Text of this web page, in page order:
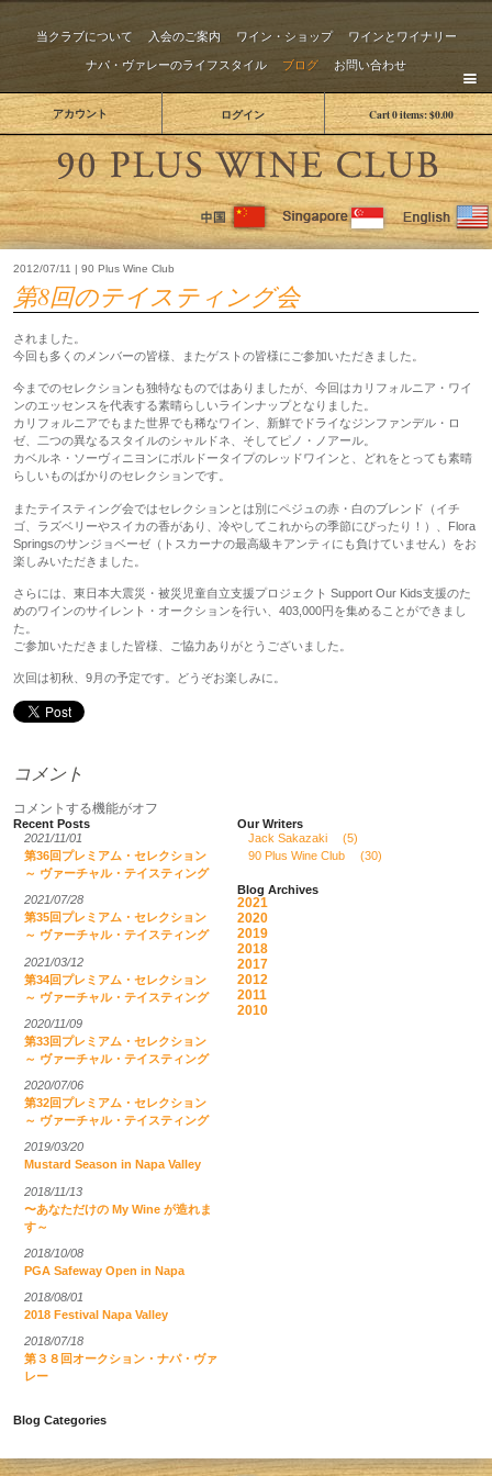
当クラブについて 入会のご案内 ワイン・ショップ
ワインとワイナリー
ナパ・ヴァレーのライフスタイル
ブログ お問い合わせ
Cart0items:$0.00
アカウント ログイン
The
2012/07/11 | 90 Plus Wine Club
第8回のテイスティング会
されました。
今回も多くのメンバーの皆様、またゲストの皆様にご参加いただきました。
今までのセレクションも独特なものではありましたが、今回はカリフォルニア・ワイ
ンのエッセンスを代表する素晴らしいラインナップとなりました。
カリフォルニアでもまた世界でも稀なワイン、新鮮でドライなジンファンデル・ロ
ゼ、二つの異なるスタイルのシャルドネ、そしてピノ・ノアール。
カベルネ・ソーヴィニヨンにボルドータイプのレッドワインと、どれをとっても素晴
らしいものばかりのセレクションです。
またテイスティング会ではセレクションとは別にペジュの赤・白のブレンド（イチ
ゴ、ラズベリーやスイカの香があり、冷やしてこれからの季節にぴったり！）、Flora
Springsのサンジョベーゼ（トスカーナの最高級キアンティにも負けていません）をお
楽しみいただきました。
さらには、東日本大震災・被災児童自立支援プロジェクト Support Our Kids支援のた
めのワインのサイレント・オークションを行い、403,000円を集めることができまし
た。
ご参加いただきました皆様、ご協力ありがとうございました。
次回は初秋、9月の予定です。どうぞお楽しみに。
コメント
コメントする機能がオフ
Recent Posts
2021/11/01
第36回プレミアム・セレクション
～ ヴァーチャル・テイスティング
2021/07/28
第35回プレミアム・セレクション
～ ヴァーチャル・テイスティング
2021/03/12
第34回プレミアム・セレクション
～ ヴァーチャル・テイスティング
2020/11/09
第33回プレミアム・セレクション
～ ヴァーチャル・テイスティング
2020/07/06
第32回プレミアム・セレクション
～ ヴァーチャル・テイスティング
2019/03/20
Mustard Season in Napa Valley
2018/11/13
〜あなただけの My Wine が造れま
す～
2018/10/08
PGA Safeway Open in Napa
2018/08/01
2018 Festival Napa Valley
2018/07/18
第３８回オークション・ナパ・ヴァ
レー
Blog Categories
Our Writers
Jack Sakazaki
(5)
90 Plus Wine Club
(30)
Blog Archives
2021
2020
2019
2018
2017
2012
2011
2010